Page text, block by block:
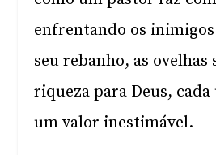
enfrentando os
seu rebanho, as ovelhas
riqueza para Deus,
um valor inestimável.